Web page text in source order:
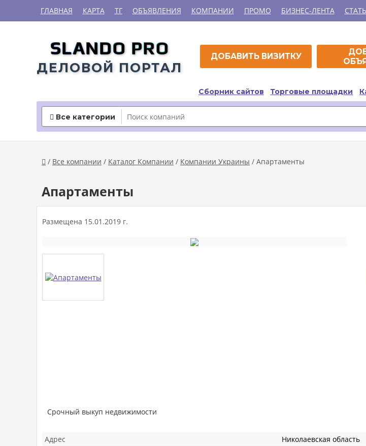
ГЛАВНАЯ КАРТА ТГ ОБЪЯВЛЕНИЯ КОМПАНИИ ПРОМО БИЗНЕС-ЛЕНТА
SLANDO PRO
ДЕЛОВОЙ ПОРТАЛ
ДОБАВИТЬ ВИЗИТКУ
Сборник сайтов Торговые площадки
 Все категории
 / Все компании / Каталог Компании / Компании Украины / Апартаменты
Апартаменты
Размещена 15.01.2019 г.
Срочный выкуп недвижимости
Адрес
Николаевская область